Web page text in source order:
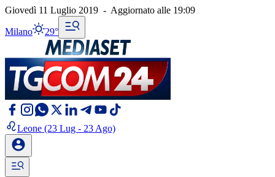
Giovedì 11 Luglio 2019 - Aggiornato alle 19:09
Milano 29°
Leone (23 Lug - 23 Ago)